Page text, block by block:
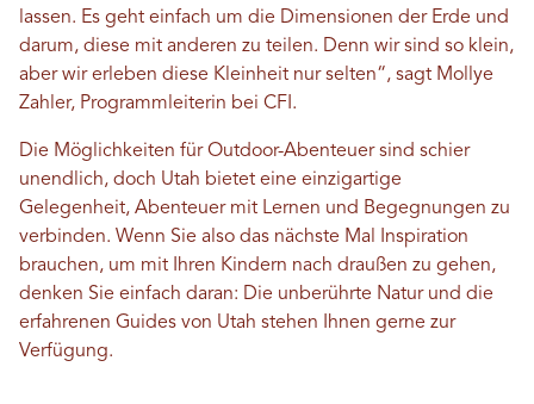
lassen. Es geht einfach um die Dimensionen der Erde und
darum, diese mit anderen zu teilen. Denn wir sind so klein,
aber wir erleben diese Kleinheit nur selten“, sagt Mollye
Zahler, Programmleiterin bei CFI.
Die Möglichkeiten für Outdoor-Abenteuer sind schier
unendlich, doch Utah bietet eine einzigartige
Gelegenheit, Abenteuer mit Lernen und Begegnungen zu
verbinden. Wenn Sie also das nächste Mal Inspiration
brauchen, um mit Ihren Kindern nach draußen zu gehen,
denken Sie einfach daran: Die unberührte Natur und die
erfahrenen Guides von Utah stehen Ihnen gerne zur
Verfügung.